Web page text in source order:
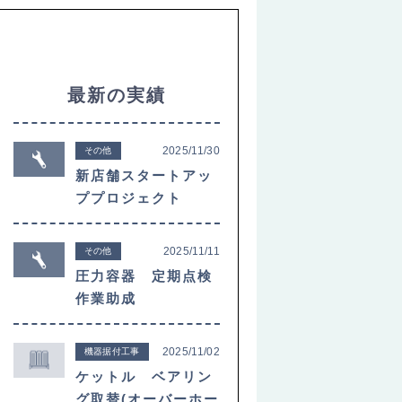
最新の実績
その他 2025/11/30
新店舗スタートアッ
ププロジェクト
その他 2025/11/11
圧力容器 定期点検
作業助成
機器据付工事 2025/11/02
ケットル ベアリン